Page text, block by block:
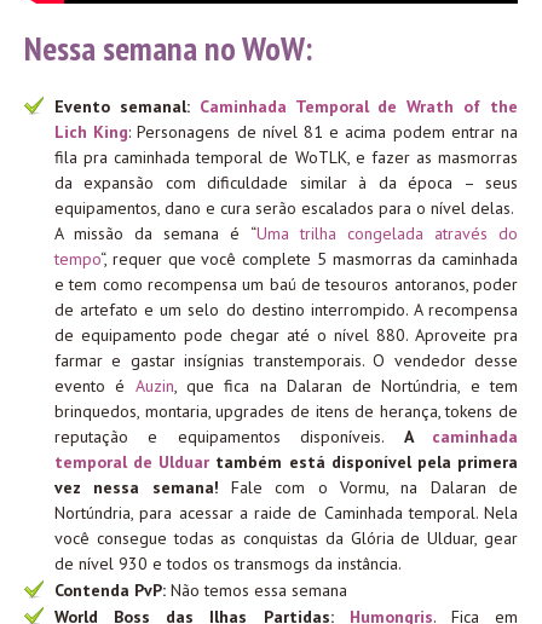
Nessa semana no WoW:
Evento semanal: Caminhada Temporal de Wrath of the
Lich King: Personagens de nível 81 e acima podem entrar na
fila pra caminhada temporal de WoTLK, e fazer as masmorras
da expansão com dificuldade similar à da época – seus
equipamentos, dano e cura serão escalados para o nível delas.
A missão da semana é “Uma trilha congelada através do
tempo“, requer que você complete 5 masmorras da caminhada
e tem como recompensa um baú de tesouros antoranos, poder
de artefato e um selo do destino interrompido. A recompensa
de equipamento pode chegar até o nível 880. Aproveite pra
farmar e gastar insígnias transtemporais. O vendedor desse
evento é Auzin, que fica na Dalaran de Nortúndria, e tem
brinquedos, montaria, upgrades de itens de herança, tokens de
reputação e equipamentos disponíveis. A caminhada
temporal de Ulduar também está disponível pela primera
vez nessa semana! Fale com o Vormu, na Dalaran de
Nortúndria, para acessar a raide de Caminhada temporal. Nela
você consegue todas as conquistas da Glória de Ulduar, gear
de nível 930 e todos os transmogs da instância.
Contenda PvP: Não temos essa semana
World Boss das Ilhas Partidas: Humongris. Fica em